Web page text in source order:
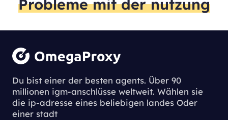
Probleme mit der nutzung
Du bist einer der besten agents. Über 90
millionen igm-anschlüsse weltweit. Wählen sie
die ip-adresse eines beliebigen landes Oder
einer stadt